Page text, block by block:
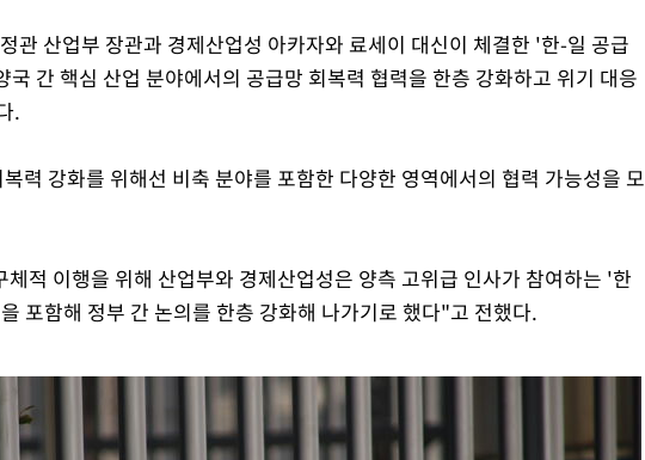
관 산업부 장관과 경제산업성 아카자와 료세이 대신이 체결한 '한-일 공급
간 핵심 산업 분야에서의 공급망 회복력 협력을 한층 강화하고 위기 대응
.
력 강화를 위해선 비축 분야를 포함한 다양한 영역에서의 협력 가능성을 모
적 이행을 위해 산업부와 경제산업성은 양측 고위급 인사가 참여하는 '한
포함해 정부 간 논의를 한층 강화해 나가기로 했다"고 전했다.